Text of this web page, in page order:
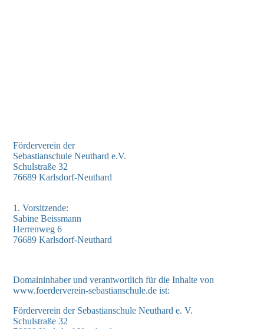
Förderverein der
Sebastianschule Neuthard e.V.
Schulstraße 32
76689 Karlsdorf-Neuthard
1. Vorsitzende:
Sabine Beissmann
Herrenweg 6
76689 Karlsdorf-Neuthard
Domaininhaber und verantwortlich für die Inhalte von
www.foerderverein-sebastianschule.de ist:
Förderverein der Sebastianschule Neuthard e. V.
Schulstraße 32